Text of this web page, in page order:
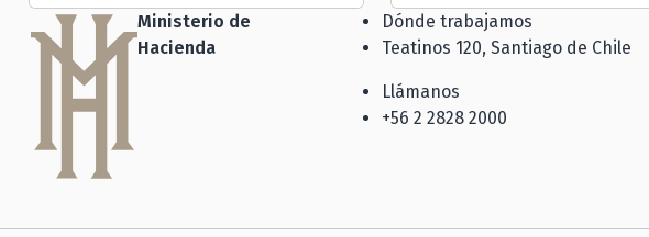
Ministerio de
Hacienda
Dónde trabajamos
Teatinos 120, Santiago de Chile
Llámanos
+56 2 2828 2000